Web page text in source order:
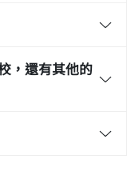
，還有其他的